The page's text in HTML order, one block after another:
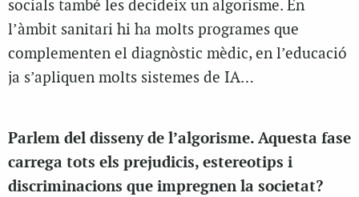
socials també les decideix un algorisme. En
l’àmbit sanitari hi ha molts programes que
complementen el diagnòstic mèdic, en l’educació
ja s’apliquen molts sistemes de IA…
Parlem del disseny de l’algorisme. Aquesta fase
carrega tots els prejudicis, estereotips i
discriminacions que impregnen la societat?